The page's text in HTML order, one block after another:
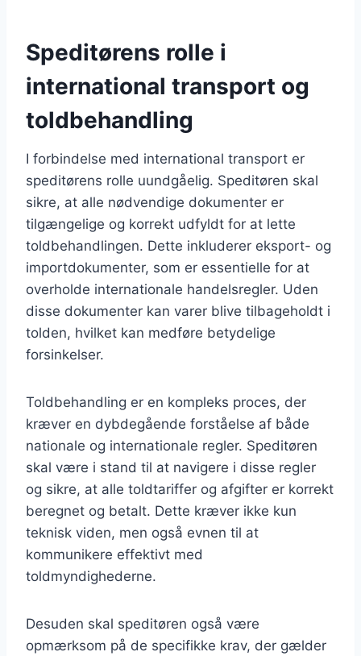
Speditørens rolle i
international transport og
toldbehandling
I forbindelse med international transport er
speditørens rolle uundgåelig. Speditøren skal
sikre, at alle nødvendige dokumenter er
tilgængelige og korrekt udfyldt for at lette
toldbehandlingen. Dette inkluderer eksport- og
importdokumenter, som er essentielle for at
overholde internationale handelsregler. Uden
disse dokumenter kan varer blive tilbageholdt i
tolden, hvilket kan medføre betydelige
forsinkelser.
Toldbehandling er en kompleks proces, der
kræver en dybdegående forståelse af både
nationale og internationale regler. Speditøren
skal være i stand til at navigere i disse regler
og sikre, at alle toldtariffer og afgifter er korrekt
beregnet og betalt. Dette kræver ikke kun
teknisk viden, men også evnen til at
kommunikere effektivt med
toldmyndighederne.
Desuden skal speditøren også være
opmærksom på de specifikke krav, der gælder